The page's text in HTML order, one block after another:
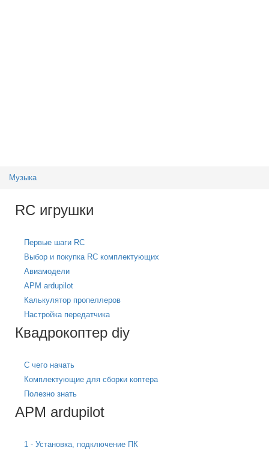
Музыка
RC игрушки
Первые шаги RC
Выбор и покупка RC комплектующих
Авиамодели
APM ardupilot
Калькулятор пропеллеров
Настройка передатчика
Квадрокоптер diy
С чего начать
Комплектующие для сборки коптера
Полезно знать
APM ardupilot
1 - Установка, подключение ПК